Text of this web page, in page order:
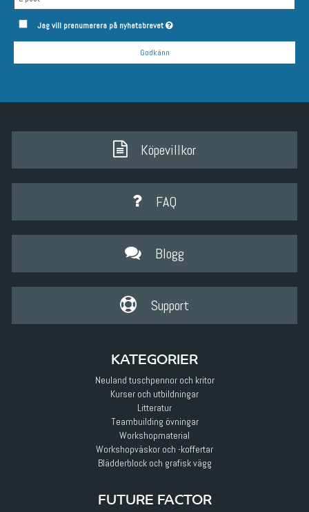
Jag vill prenumerera på nyhetsbrevet
Godkänn
Köpevillkor
FAQ
Blogg
Support
KATEGORIER
Neuland tuschpennor och kritor
Kurser och utbildningar
Litteratur
Teambuilding övningar
Workshopmaterial
Workshopväskor och -koffertar
Blädderblock och grafisk vägg
FUTURE FACTOR